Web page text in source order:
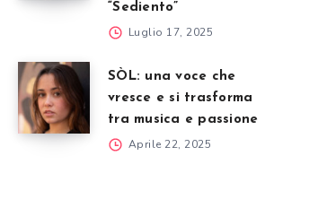
“Sediento”
Luglio 17, 2025
SÒL: una voce che
vresce e si trasforma
tra musica e passione
Aprile 22, 2025